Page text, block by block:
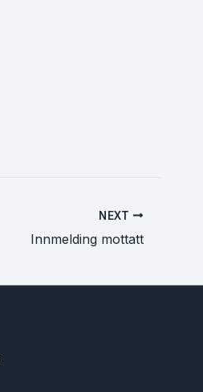
NEXT
Innmelding mottatt